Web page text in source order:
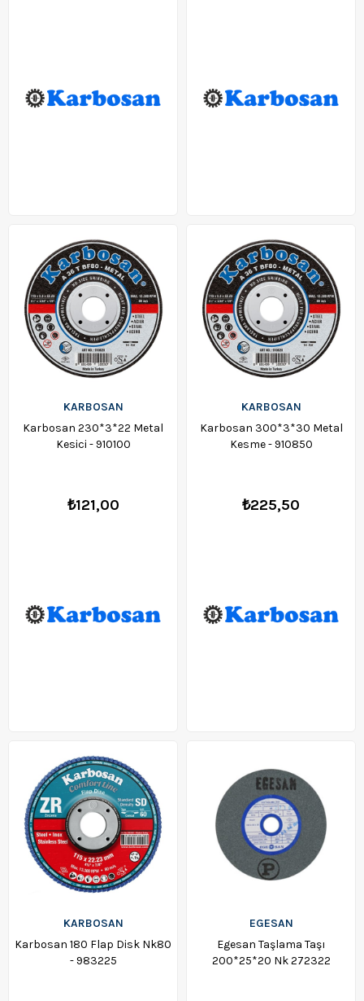
KARBOSAN
Karbosan 230*3*22 Metal
Kesici - 910100
₺121,00
KARBOSAN
Karbosan 300*3*30 Metal
Kesme - 910850
₺225,50
KARBOSAN
Karbosan 180 Flap Disk Nk80
- 983225
EGESAN
Egesan Taşlama Taşı
200*25*20 Nk 272322